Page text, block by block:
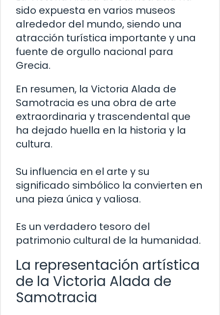
sido expuesta en varios museos
alrededor del mundo, siendo una
atracción turística importante y una
fuente de orgullo nacional para
Grecia.
En resumen, la Victoria Alada de
Samotracia es una obra de arte
extraordinaria y trascendental que
ha dejado huella en la historia y la
cultura.
Su influencia en el arte y su
significado simbólico la convierten en
una pieza única y valiosa.
Es un verdadero tesoro del
patrimonio cultural de la humanidad.
La representación artística
de la Victoria Alada de
Samotracia